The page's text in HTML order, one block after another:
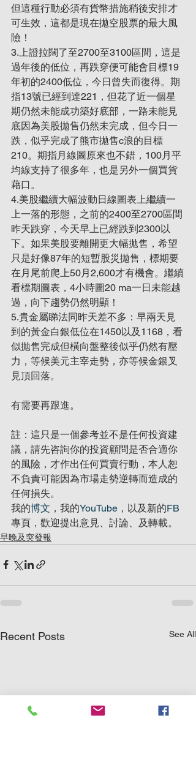
但這種行動必須有貨幣措施稍後安排才
可生效，這都是現在拋空股票的最大風
險！
3.上證拉闊了至2700至3100區間，這是
過年後的低位，再跌穿便可能會目標19
年初的2400低位，今日曾失而復得。期
指13號已經到達221，但花了近一個星
期仍然未能成功築好底部，一路未能見
底因為美股拋售仍然未完成，但今日一
跌，似乎完成了熊市拋售c浪的目標
210。期指月線圖原來也不錯，100月平
均線支持了很多年，也是另外一個買貨
藉口。
4.美股繼續大幅波動日線圖表上繼續一
上一落的形態，之前的2400至2700區間
昨天跌穿，今天早上已經跌到2300以
下。如果美股要離開更大幅拋售，希望
只是好像87年的短暫股災拋售，標期要
在月尾前爬上50月2,600才有機會。繼續
看標期圖表，4小時圖20 ma一日未能越
過，向下趨勢仍然明顯！
5.貴金屬睇法同昨天差不多：早兩天見
到的黃金白銀低位在1450以及1168，看
似拋售完成但橫向盤整後似乎仍然有壓
力，等候美元主宰走勢，亦等候金銀叉
見頂回落。
有需要再跟進。
註：這只是一個參考並不是任何投資建
議，請先咨詢你的投資顧問是否合適你
的風險，才作出任何買賣行動，本人恕
不負責可能因為市場走勢逆轉而造成的
任何損失。
我的博文 ，我的YouTube ，以及新的FB
專頁，歡迎提出意見、討論、及轉載。
早晚及突發報
Recent Posts See All